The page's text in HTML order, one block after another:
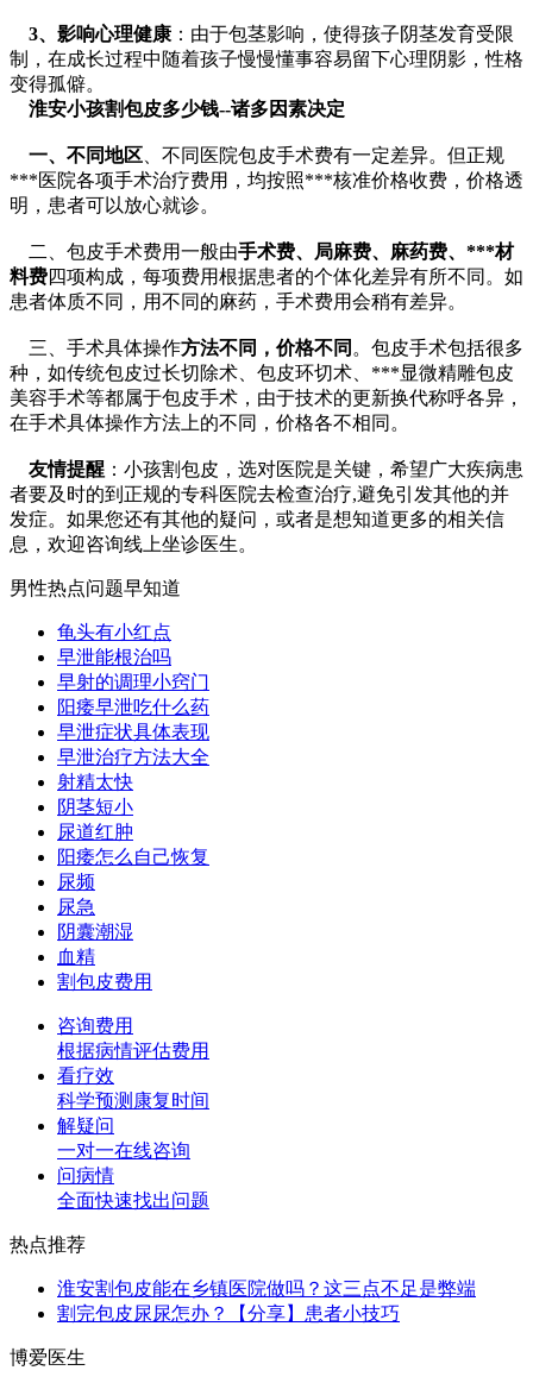
3、影响心理健康：由于包茎影响，使得孩子阴茎发育受限
制，在成长过程中随着孩子慢慢懂事容易留下心理阴影，性格
变得孤僻。
淮安小孩割包皮多少钱--诸多因素决定
一、不同地区、不同医院包皮手术费有一定差异。但正规
***医院各项手术治疗费用，均按照***核准价格收费，价格透
明，患者可以放心就诊。
二、包皮手术费用一般由手术费、局麻费、麻药费、***材
料费四项构成，每项费用根据患者的个体化差异有所不同。如
患者体质不同，用不同的麻药，手术费用会稍有差异。
三、手术具体操作方法不同，价格不同 。包皮手术包括很多
种，如传统包皮过长切除术、包皮环切术、***显微精雕包皮
美容手术等都属于包皮手术，由于技术的更新换代称呼各异，
在手术具体操作方法上的不同，价格各不相同。
友情提醒 ：小孩割包皮，选对医院是关键，希望广大疾病患
者要及时的到正规的专科医院去检查治疗,避免引发其他的并
发症。如果您还有其他的疑问，或者是想知道更多的相关信
息，欢迎咨询线上坐诊医生。
男性热点问题早知道
龟头有小红点
早泄能根治吗
早射的调理小窍门
阳痿早泄吃什么药
早泄症状具体表现
早泄治疗方法大全
射精太快
阴茎短小
尿道红肿
阳痿怎么自己恢复
尿频
尿急
阴囊潮湿
血精
割包皮费用
咨询费用
根据病情评估费用
看疗效
科学预测康复时间
解疑问
一对一在线咨询
问病情
全面快速找出问题
热点推荐
淮安割包皮能在乡镇医院做吗？这三点不足是弊端
割完包皮尿尿怎办？【分享】患者小技巧
博爱医生